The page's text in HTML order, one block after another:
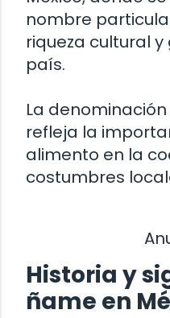
nombre
riqueza cultural
país.
La
refleja la
alimento en la
costumbres
Historia y
ñame en